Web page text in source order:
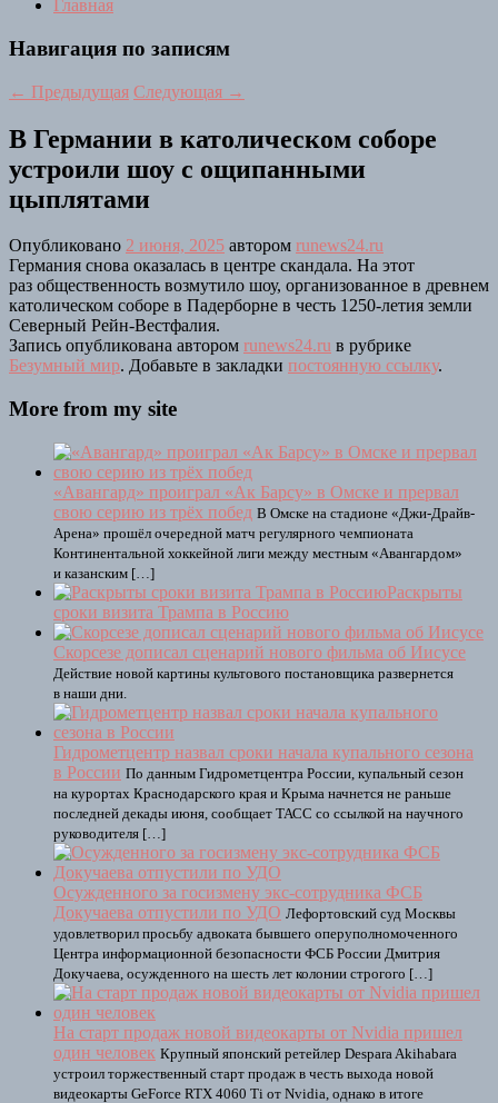
Главная
Навигация по записям
← Предыдущая Следующая →
В Германии в католическом соборе
устроили шоу с ощипанными
цыплятами
Опубликовано 2 июня, 2025 автором runews24.ru
Германия снова оказалась в центре скандала. На этот
раз общественность возмутило шоу, организованное в древнем
католическом соборе в Падерборне в честь 1250-летия земли
Северный Рейн-Вестфалия.
Запись опубликована автором runews24.ru в рубрике
Безумный мир. Добавьте в закладки постоянную ссылку.
More from my site
«Авангард» проиграл «Ак Барсу» в Омске и прервал
свою серию из трёх побед В Омске на стадионе «Джи-Драйв-
Арена» прошёл очередной матч регулярного чемпионата
Континентальной хоккейной лиги между местным «Авангардом»
и казанским […]
Раскрыты
сроки визита Трампа в Россию
Скорсезе дописал сценарий нового фильма об Иисусе
Действие новой картины культового постановщика развернется
в наши дни.
Гидрометцентр назвал сроки начала купального сезона
в России По данным Гидрометцентра России, купальный сезон
на курортах Краснодарского края и Крыма начнется не раньше
последней декады июня, сообщает ТАСС со ссылкой на научного
руководителя […]
Осужденного за госизмену экс-сотрудника ФСБ
Докучаева отпустили по УДО Лефортовский суд Москвы
удовлетворил просьбу адвоката бывшего оперуполномоченного
Центра информационной безопасности ФСБ России Дмитрия
Докучаева, осужденного на шесть лет колонии строгого […]
На старт продаж новой видеокарты от Nvidia пришел
один человек Крупный японский ретейлер Despara Akihabara
устроил торжественный старт продаж в честь выхода новой
видеокарты GeForce RTX 4060 Ti от Nvidia, однако в итоге